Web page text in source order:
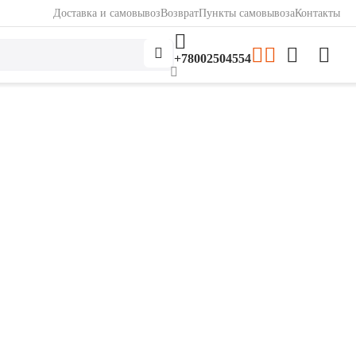
Доставка и самовывозВозвратПункты самовывозаКонтакты
+78002504554